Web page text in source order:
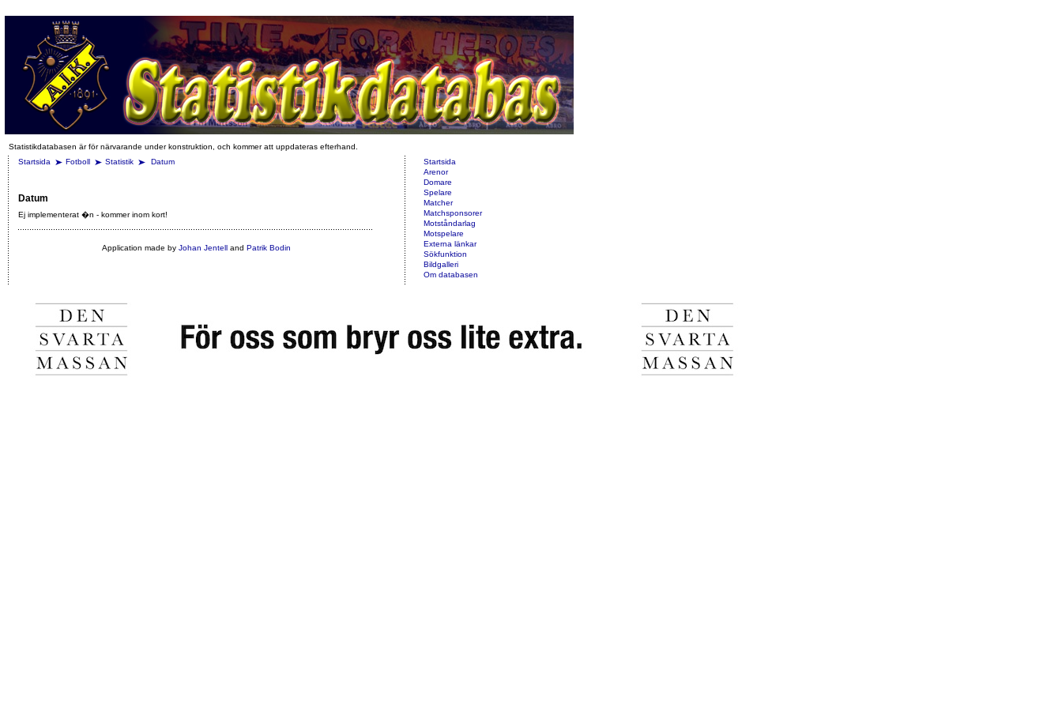
Statistikdatabasen är för närvarande under konstruktion, och kommer att uppdateras efterhand.
Startsida
Fotboll Statistik Datum
Datum
Ej implementerat �n - kommer inom kort!
Application made by Johan Jentelland Patrik Bodin
Startsida
Arenor
Domare
Spelare
Matcher
Matchsponsorer
Motståndarlag
Motspelare
Externa länkar
Sökfunktion
Bildgalleri
Om databasen